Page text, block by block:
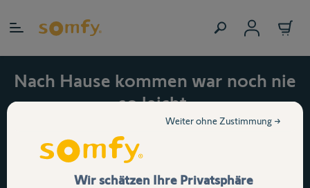
Nach Hause kommen war noch nie
so leicht.
Jetzt 15 % auf den
automatischen
Garagentorantrieb Serenia
Wir schätzen Ihre Privatsphäre
Weiter ohne Zustimmung →